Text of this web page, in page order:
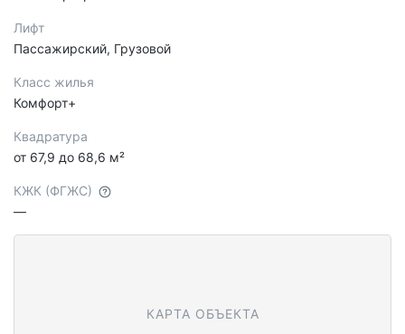
Лифт
Пассажирский, Грузовой
Класс жилья
Комфорт+
Квадратура
от 67,9 до 68,6 м²
КЖК (ФГЖС)
—
КАРТА ОБЪЕКТА